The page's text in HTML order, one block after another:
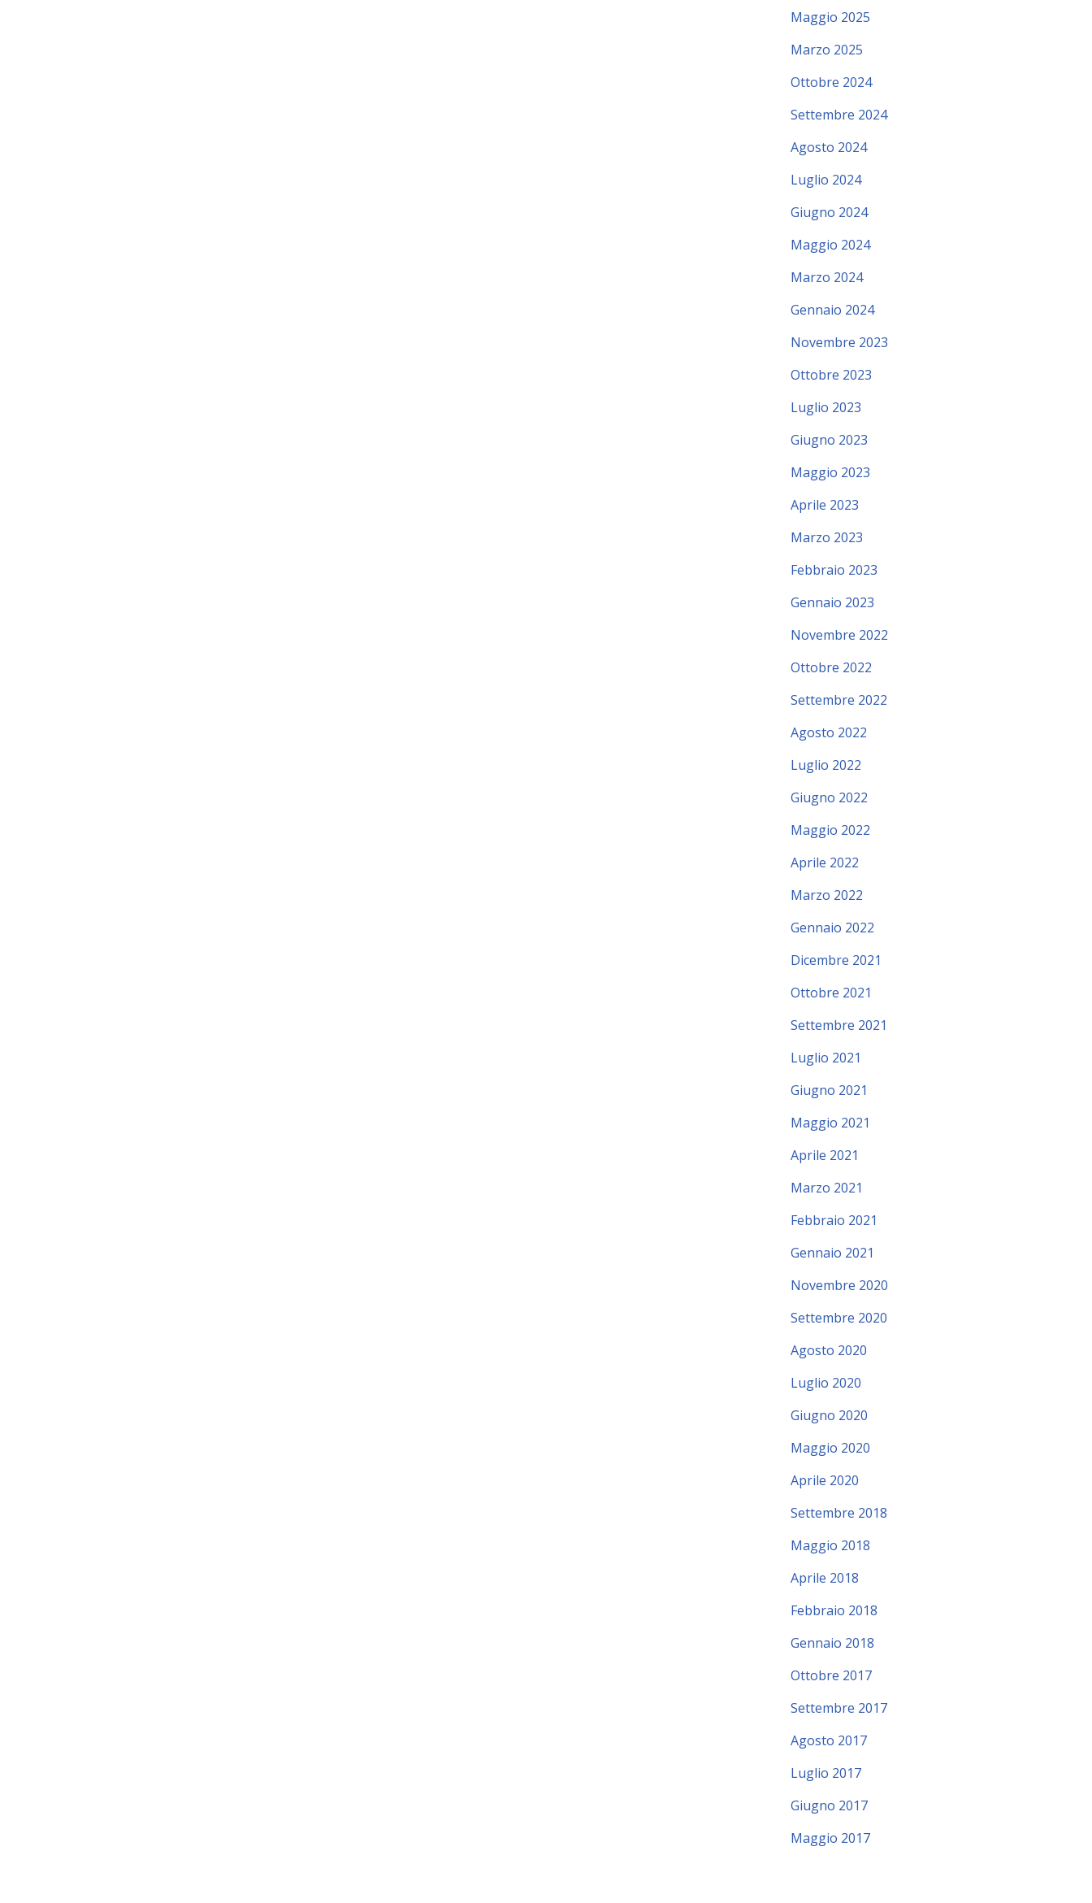
Maggio 2025
Marzo 2025
Ottobre 2024
Settembre 2024
Agosto 2024
Luglio 2024
Giugno 2024
Maggio 2024
Marzo 2024
Gennaio 2024
Novembre 2023
Ottobre 2023
Luglio 2023
Giugno 2023
Maggio 2023
Aprile 2023
Marzo 2023
Febbraio 2023
Gennaio 2023
Novembre 2022
Ottobre 2022
Settembre 2022
Agosto 2022
Luglio 2022
Giugno 2022
Maggio 2022
Aprile 2022
Marzo 2022
Gennaio 2022
Dicembre 2021
Ottobre 2021
Settembre 2021
Luglio 2021
Giugno 2021
Maggio 2021
Aprile 2021
Marzo 2021
Febbraio 2021
Gennaio 2021
Novembre 2020
Settembre 2020
Agosto 2020
Luglio 2020
Giugno 2020
Maggio 2020
Aprile 2020
Settembre 2018
Maggio 2018
Aprile 2018
Febbraio 2018
Gennaio 2018
Ottobre 2017
Settembre 2017
Agosto 2017
Luglio 2017
Giugno 2017
Maggio 2017